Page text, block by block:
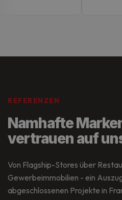
REFERENZEN
Namhafte
vertrauen auf
Von Flagship-Stores über
Gewerbeimmobilien - ein
abgeschlossenen Projekte in